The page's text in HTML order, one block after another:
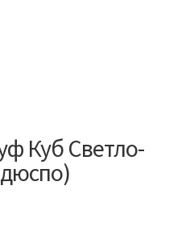
Куб Светло-